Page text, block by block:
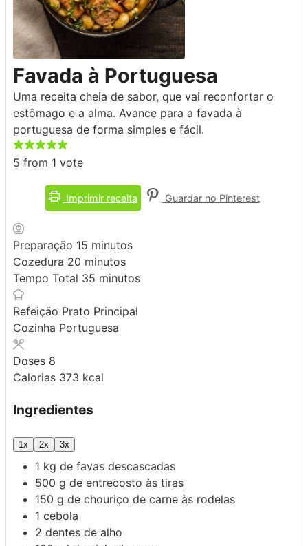
Favada à Portuguesa
Uma receita cheia de sabor, que vai reconfortar o
estômago e a alma. Avance para a favada à
portuguesa de forma simples e fácil.
5 from 1 vote
Imprimir receita Guardar no Pinterest
Preparação 15 minutos
minutos
Cozedura 20 minutos
minutos
Tempo Total 35 minutos
minutos
Refeição Prato Principal
Cozinha Portuguesa
Doses 8
Calorias 373 kcal
Ingredientes
1x 2x 3x
1 kg de favas descascadas
500 g de entrecosto às tiras
150 g de chouriço de carne às rodelas
1 cebola
2 dentes de alho